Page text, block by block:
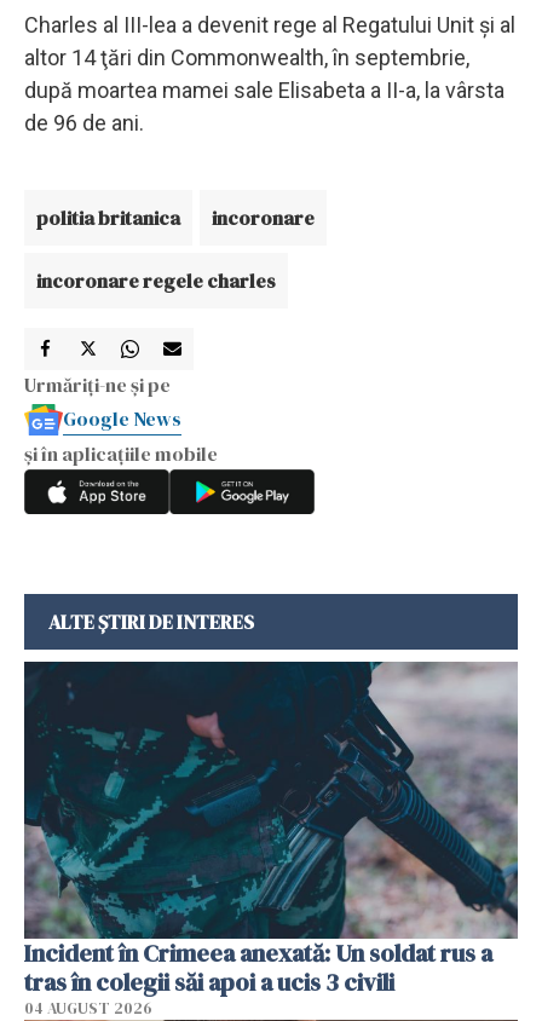
Charles al III-lea a devenit rege al Regatului Unit şi al
altor 14 ţări din Commonwealth, în septembrie,
după moartea mamei sale Elisabeta a II-a, la vârsta
de 96 de ani.
politia britanica incoronare
incoronare regele charles
Urmăriți-ne și pe
Google News
și în aplicațiile mobile
ALTE ȘTIRI DE INTERES
Incident în Crimeea anexată: Un soldat rus a
tras în colegii săi apoi a ucis 3 civili
04 AUGUST 2026